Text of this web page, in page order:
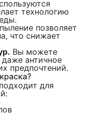
технологию
позволяет
что снижает
Вы можете
античное
предпочтений.
для